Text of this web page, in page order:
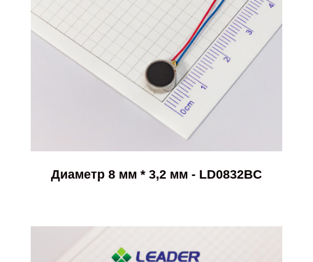
Диаметр 8 мм * 3,2 мм - LD0832BC